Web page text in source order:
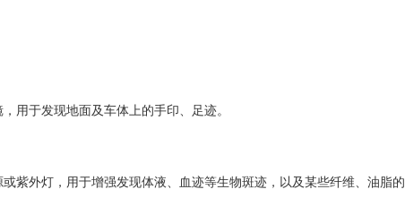
用于发现地面及车体上的手印、足迹。
紫外灯，用于增强发现体液、血迹等生物斑迹，以及某些纤维、油脂的